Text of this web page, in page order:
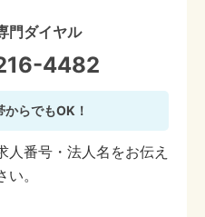
門ダイヤル
4482
らでもOK！
人番号・法人名をお伝え
い。